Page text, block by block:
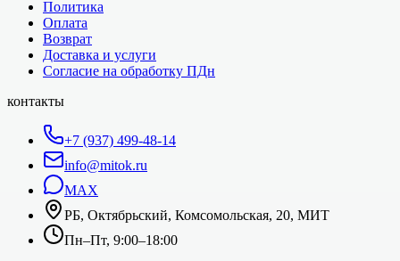
Политика
Оплата
Возврат
Доставка и услуги
Согласие на обработку ПДн
контакты
+7 (937) 499-48-14
info@mitok.ru
MAX
РБ, Октябрьский, Комсомольская, 20, МИТ
Пн–Пт, 9:00–18:00